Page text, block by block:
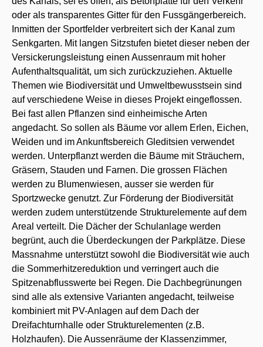
oder als transparentes Gitter für den Fussgängerbereich.
Inmitten der Sportfelder verbreitert sich der Kanal zum
Senkgarten. Mit langen Sitzstufen bietet dieser neben der
Versickerungsleistung einen Aussenraum mit hoher
Aufenthaltsqualität, um sich zurückzuziehen. Aktuelle
Themen wie Biodiversität und Umweltbewusstsein sind
auf verschiedene Weise in dieses Projekt eingeflossen.
Bei fast allen Pflanzen sind einheimische Arten
angedacht. So sollen als Bäume vor allem Erlen, Eichen,
Weiden und im Ankunftsbereich Gleditsien verwendet
werden. Unterpflanzt werden die Bäume mit Sträuchern,
Gräsern, Stauden und Farnen. Die grossen Flächen
werden zu Blumenwiesen, ausser sie werden für
Sportzwecke genutzt. Zur Förderung der Biodiversität
werden zudem unterstützende Strukturelemente auf dem
Areal verteilt. Die Dächer der Schulanlage werden
begrünt, auch die Überdeckungen der Parkplätze. Diese
Massnahme unterstützt sowohl die Biodiversität wie auch
die Sommerhitzereduktion und verringert auch die
Spitzenabflusswerte bei Regen. Die Dachbegrünungen
sind alle als extensive Varianten angedacht, teilweise
kombiniert mit PV-Anlagen auf dem Dach der
Dreifachturnhalle oder Strukturelementen (z.B.
Holzhaufen). Die Aussenräume der Klassenzimmer,